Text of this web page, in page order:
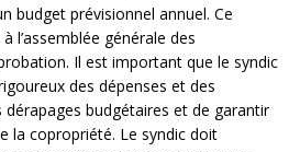
budget prévisionnel annuel. Ce
l’assemblée générale des
Il est important que le syndic
des dépenses et des
dérapages budgétaires et de garantir
la copropriété. Le syndic doit